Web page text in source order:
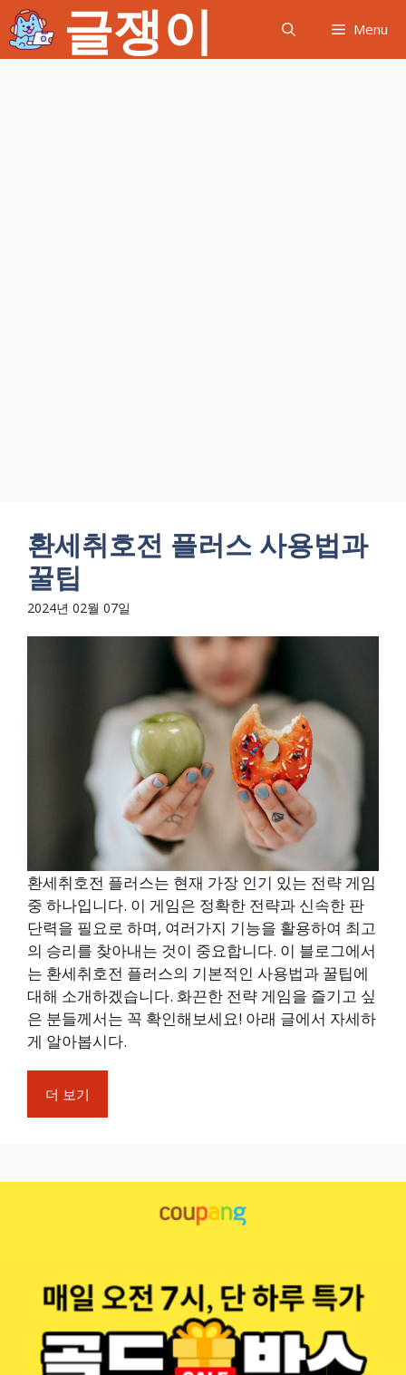
텐
츠
글쟁이 Menu
환세취호전 플러스 사용법과
꿀팁
2024년 02월 07일
환세취호전 플러스는 현재 가장 인기 있는 전략 게임
중 하나입니다. 이 게임은 정확한 전략과 신속한 판
단력을 필요로 하며, 여러가지 기능을 활용하여 최고
의 승리를 찾아내는 것이 중요합니다. 이 블로그에서
는 환세취호전 플러스의 기본적인 사용법과 꿀팁에
대해 소개하겠습니다. 화끈한 전략 게임을 즐기고 싶
은 분들께서는 꼭 확인해보세요! 아래 글에서 자세하
게 알아봅시다.
더 보기